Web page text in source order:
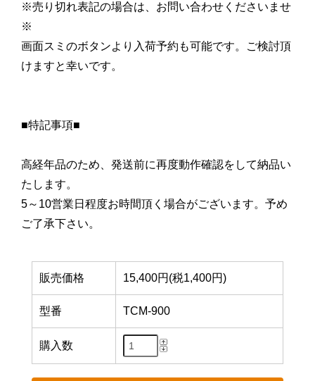
※売り切れ表記の場合は、お問い合わせくださいませ
※
画面スミのボタンより入荷予約も可能です。ご検討頂
けますと幸いです。
■特記事項■
高経年品のため、発送前に再度動作確認をして納品い
たします。
5～10営業日程度お時間頂く場合がございます。予め
ご了承下さい。
販売価格 15,400円(税1,400円)
型番 TCM-900
購入数